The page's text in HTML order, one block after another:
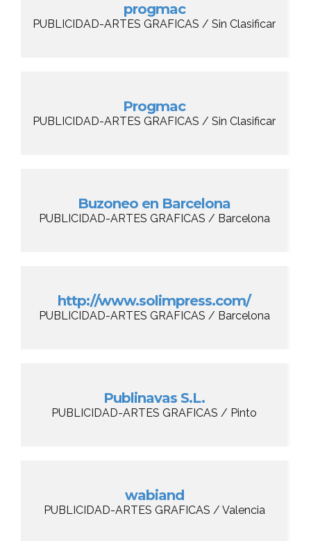
progmac
PUBLICIDAD-ARTES GRAFICAS / Sin Clasificar
Progmac
PUBLICIDAD-ARTES GRAFICAS / Sin Clasificar
Buzoneo en Barcelona
PUBLICIDAD-ARTES GRAFICAS / Barcelona
http://www.solimpress.com/
PUBLICIDAD-ARTES GRAFICAS / Barcelona
Publinavas S.L.
PUBLICIDAD-ARTES GRAFICAS / Pinto
wabiand
PUBLICIDAD-ARTES GRAFICAS / Valencia